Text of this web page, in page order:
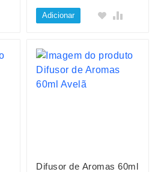
Adicionar
Difusor de Aromas 60ml